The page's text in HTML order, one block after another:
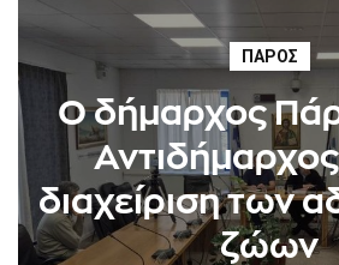
ΠΆΡΟΣ
Ο δήμαρχος
Αντιδήμαρχος
διαχείριση των
ζώων